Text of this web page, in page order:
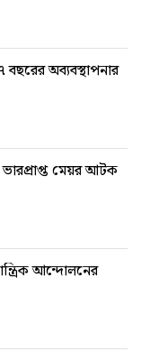
বছরের অব্যবস্থাপনার
মেয়র আটক
আন্দোলনের